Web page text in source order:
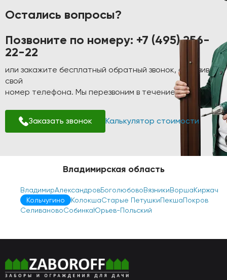
Остались вопросы?
Позвоните по номеру: +7 (495) 256-
22-22
или закажите бесплатный обратный звонок, оставив
свой
номер телефона. Мы перезвоним в течение 1-2 минут!
Заказать звонок Калькулятор стоимости
Владимирская область
ВладимирАлександровБоголюбовоВязникиВоршаКиржач
Кольчугино
КолокшаСтарые ПетушкиПекшаПокров
СеливановоСобинкаЮрьев-Польский